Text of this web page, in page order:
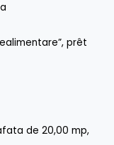
prêt
de 20,00 mp,